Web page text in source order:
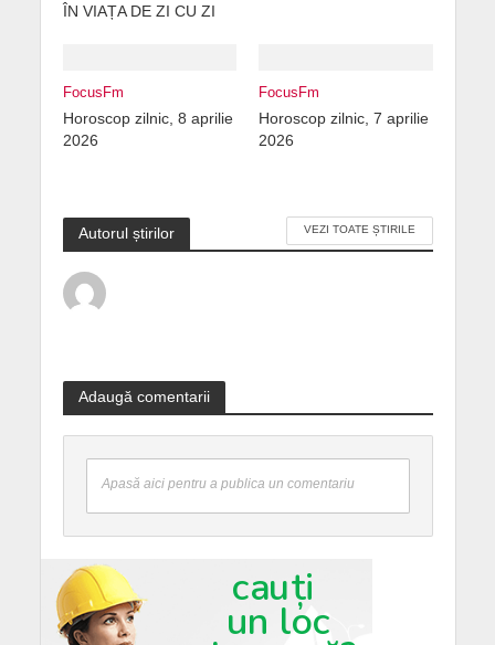
ÎN VIAȚA DE ZI CU ZI
FocusFm
Horoscop zilnic, 8 aprilie
2026
FocusFm
Horoscop zilnic, 7 aprilie
2026
Autorul știrilor VEZI TOATE ȘTIRILE
Adaugă comentarii
Apasă aici pentru a publica un comentariu